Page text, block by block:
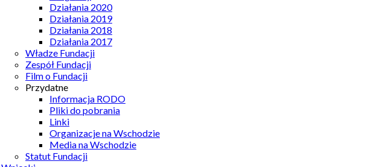
Działania 2020
Działania 2019
Działania 2018
Działania 2017
Władze Fundacji
Zespół Fundacji
Film o Fundacji
Przydatne
Informacja RODO
Pliki do pobrania
Linki
Organizacje na Wschodzie
Media na Wschodzie
Statut Fundacji